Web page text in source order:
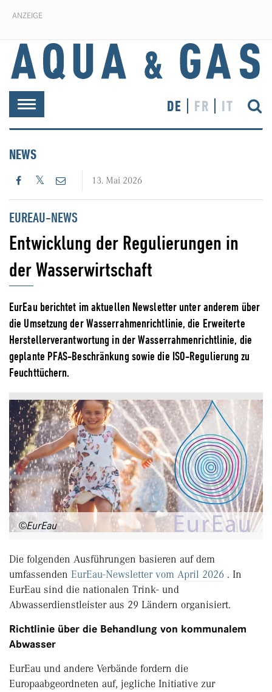
ANZEIGE
Toggle
navigation
DE FR IT
NEWS
13. Mai 2026
EUREAU-NEWS
Entwicklung der Regulierungen in
der Wasserwirtschaft
EurEau berichtet im aktuellen Newsletter unter anderem über
die Umsetzung der Wasserrahmenrichtlinie, die Erweiterte
Herstellerverantwortung in der Wasserrahmenrichtlinie, die
geplante PFAS-Beschränkung sowie die ISO-Regulierung zu
Feuchttüchern.
©EurEau
Die folgenden Ausführungen basieren auf dem
umfassenden EurEau-Newsletter vom April 2026 . In
EurEau sind die nationalen Trink- und
Abwasserdienstleister aus 29 Ländern organisiert.
Richtlinie über die Behandlung von kommunalem
Abwasser
EurEau und andere Verbände fordern die
Europaabgeordneten auf, jegliche Initiative zur